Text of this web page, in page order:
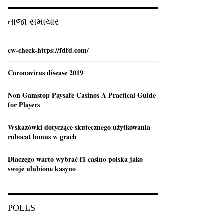
:
તાજા સમાચાર
cw-check-https://fdfd.com/
Coronavirus disease 2019
Non Gamstop Paysafe Casinos A Practical Guide
for Players
Wskazówki dotyczące skutecznego użytkowania
robocat bonus w grach
Dlaczego warto wybrać f1 casino polska jako
swoje ulubione kasyno
POLLS